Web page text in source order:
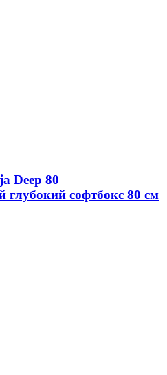
Deep 80
глубокий софтбокс 80 см